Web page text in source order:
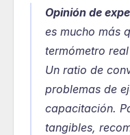
Opinión de
es mucho más
termómetro
Un ratio de
problemas de
capacitación.
tangibles,